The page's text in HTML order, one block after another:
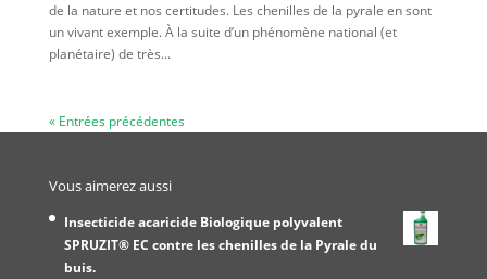
de la nature et nos certitudes. Les chenilles de la pyrale en sont
un vivant exemple. À la suite d’un phénomène national (et
planétaire) de très...
« Entrées précédentes
Vous aimerez aussi
Insecticide acaricide Biologique polyvalent
SPRUZIT® EC contre les chenilles de la Pyrale du
buis.